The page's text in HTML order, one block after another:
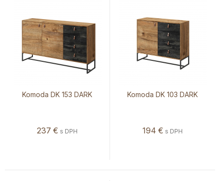
Komoda DK 153 DARK
237 € s DPH
Komoda DK 103 DARK
194 € s DPH